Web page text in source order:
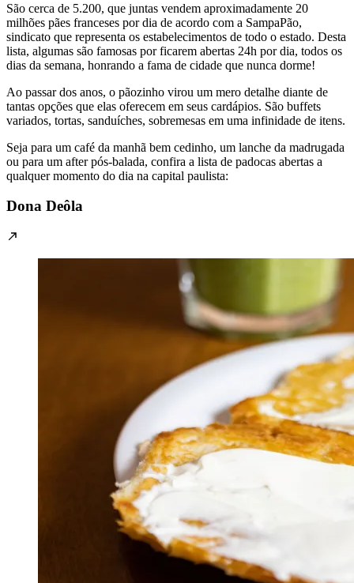
São cerca de 5.200, que juntas vendem aproximadamente 20
milhões pães franceses por dia de acordo com a SampaPão,
sindicato que representa os estabelecimentos de todo o estado. Desta
lista, algumas são famosas por ficarem abertas 24h por dia, todos os
dias da semana, honrando a fama de cidade que nunca dorme!
Ao passar dos anos, o pãozinho virou um mero detalhe diante de
tantas opções que elas oferecem em seus cardápios. São buffets
variados, tortas, sanduíches, sobremesas em uma infinidade de itens.
Seja para um café da manhã bem cedinho, um lanche da madrugada
ou para um after pós-balada, confira a lista de padocas abertas a
qualquer momento do dia na capital paulista:
Dona Deôla